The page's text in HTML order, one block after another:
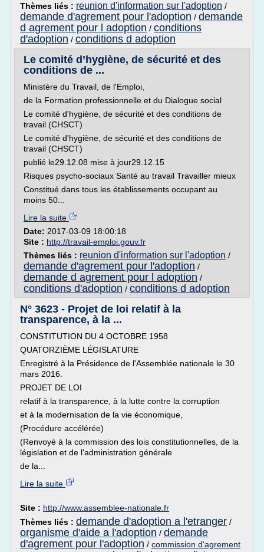
Thèmes liés : reunion d'information sur l'adoption /
demande d'agrement pour l'adoption / demande
d agrement pour l adoption / conditions
d'adoption / conditions d adoption
Le comité d’hygiène, de sécurité et des
conditions de ...
Ministère du Travail, de l'Emploi,
de la Formation professionnelle et du Dialogue social
Le comité d'hygiène, de sécurité et des conditions de
travail (CHSCT)
Le comité d'hygiène, de sécurité et des conditions de
travail (CHSCT)
publié le29.12.08 mise à jour29.12.15
Risques psycho-sociaux Santé au travail Travailler mieux
Constitué dans tous les établissements occupant au
moins 50...
Lire la suite
Date: 2017-03-09 18:00:18
Site : http://travail-emploi.gouv.fr
Thèmes liés : reunion d'information sur l'adoption /
demande d'agrement pour l'adoption /
demande d agrement pour l adoption /
conditions d'adoption / conditions d adoption
N° 3623 - Projet de loi relatif à la
transparence, à la ...
CONSTITUTION DU 4 OCTOBRE 1958
QUATORZIÈME LÉGISLATURE
Enregistré à la Présidence de l'Assemblée nationale le 30
mars 2016.
PROJET DE LOI
relatif à la transparence, à la lutte contre la corruption
et à la modernisation de la vie économique,
(Procédure accélérée)
(Renvoyé à la commission des lois constitutionnelles, de la
législation et de l'administration générale
de la...
Lire la suite
Site : http://www.assemblee-nationale.fr
Thèmes liés : demande d'adoption a l'etranger /
organisme d'aide a l'adoption / demande
d'agrement pour l'adoption / commission d'agrement